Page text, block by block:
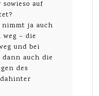
auf
nimmt ja auch
– die
und bei
auch die
des